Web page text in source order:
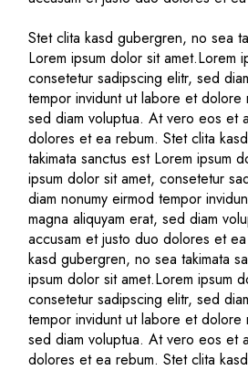
Stet clita kasd gubergren, no sea
Lorem ipsum dolor sit amet.Lorem
consetetur sadipscing elitr, sed
tempor invidunt ut labore et dolore
sed diam voluptua. At vero eos et
dolores et ea rebum. Stet clita
takimata sanctus est Lorem ipsum
ipsum dolor sit amet, consetetur
diam nonumy eirmod tempor
magna aliquyam erat, sed diam
accusam et justo duo dolores et
kasd gubergren, no sea takimata
ipsum dolor sit amet.Lorem ipsum
consetetur sadipscing elitr, sed
tempor invidunt ut labore et dolore
sed diam voluptua. At vero eos et
dolores et ea rebum. Stet clita